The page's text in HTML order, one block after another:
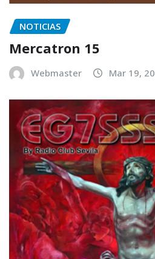
NOTICIAS
Mercatron 15
Webmaster Mar 19,